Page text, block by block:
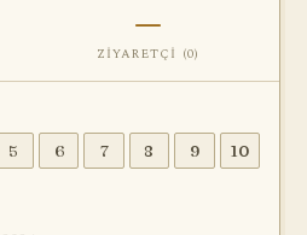
—
ZIYARETÇI (0)
5 6 7 8 9 10